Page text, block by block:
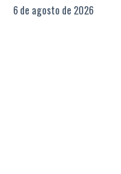
6 de agosto de 2026